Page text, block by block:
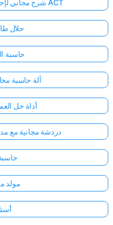
شرح مجاني لإجابات مسائل الرياضيات في اختبار ACT
حلال
حاسبة
آلة حاسبة
أداة حل
دردشة مجانية مع
مولد